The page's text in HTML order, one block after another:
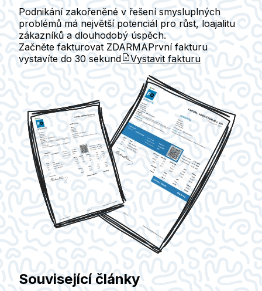
Podnikání zakořeněné v řešení smysluplných
problémů má největší potenciál pro růst, loajalitu
zákazníků a dlouhodobý úspěch.
Začněte fakturovat ZDARMAPrvní fakturu
vystavíte do 30 sekund Vystavit fakturu
Související články